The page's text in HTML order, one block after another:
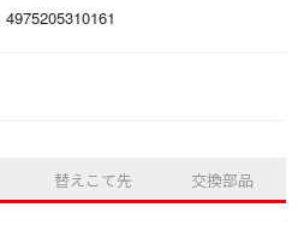
4975205310161
替えこて先 交換部品